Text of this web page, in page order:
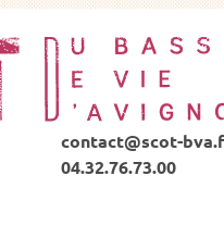
contact@scot-
04.32.76.73.00